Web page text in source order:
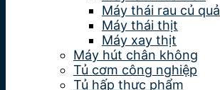
Máy thái rau củ quả
Máy thái thịt
Máy xay thịt
Máy hút chân không
Tủ cơm công nghiệp
Tủ hấp thực phẩm